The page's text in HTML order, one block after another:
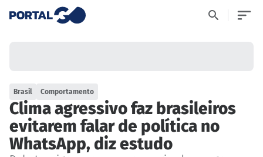
Brasil Comportamento
Clima agressivo faz brasileiros
evitarem falar de política no
WhatsApp, diz estudo